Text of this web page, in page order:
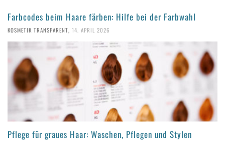
Farbcodes beim Haare färben: Hilfe bei der Farbwahl
KOSMETIK TRANSPARENT, 14. APRIL 2026
Pflege für graues Haar: Waschen, Pflegen und Stylen